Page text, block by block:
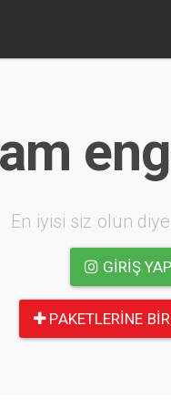
En iyisi siz olun
GIRIŞ YAP
PAKETLERINE